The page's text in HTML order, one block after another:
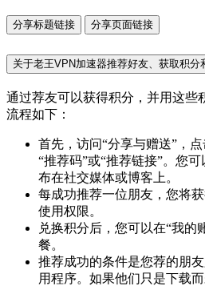
分享标题链接 分享页面链接
关于老王VPN加速器推荐好友、获取积分
通过荐友可以获得积分，并用这些
流程如下：
首先，访问“分享与赠送”，
“推荐码”或“推荐链接”。您
布在社交媒体或博客上。
每成功推荐一位朋友，您将
使用权限。
兑换积分后，您可以在“我的
餐。
推荐成功的条件是您荐的朋
用程序。如果他们只是下载